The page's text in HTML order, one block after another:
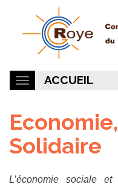
ACCUEIL
Solidaire
L’économie sociale